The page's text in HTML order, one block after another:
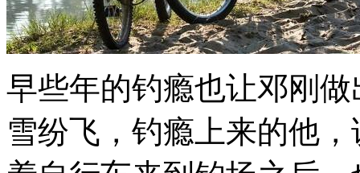
早些年的钓瘾也让邓刚
雪纷飞，钓瘾上来的他